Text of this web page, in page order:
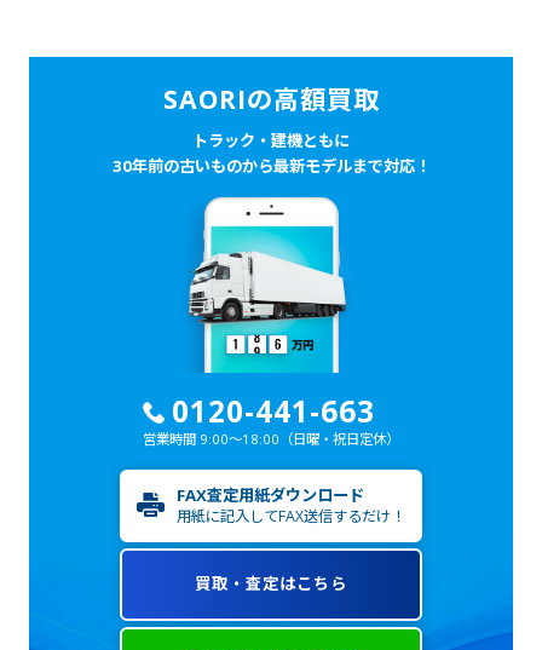
SAORIの高額買取
トラック・建機ともに
30年前の古いものから最新モデルまで対応！
0120-441-663
営業時間 9:00～18:00 （日曜・祝日定休）
FAX査定用紙ダウンロード
用紙に記入してFAX送信するだけ！
買取・査定はこちら